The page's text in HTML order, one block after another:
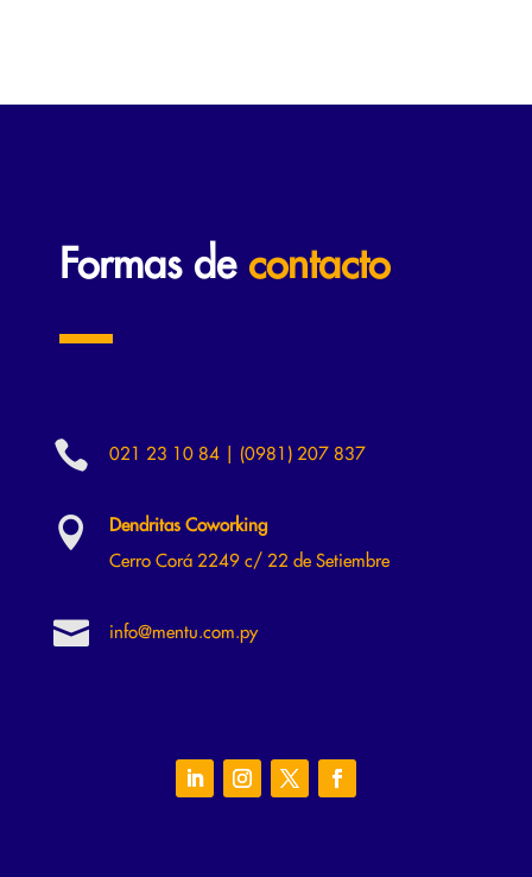
Formas de contacto
 021 23 10 84 | (0981) 207 837

Dendritas Coworking
Cerro Corá 2249 c/ 22 de Setiembre
 info@mentu.com.py